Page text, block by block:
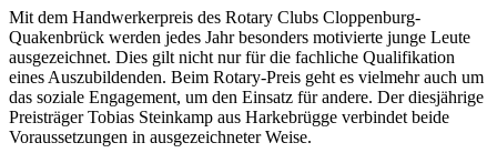
Mit dem Handwerkerpreis des Rotary Clubs Cloppenburg-
Quakenbrück werden jedes Jahr besonders motivierte junge Leute
ausgezeichnet. Dies gilt nicht nur für die fachliche Qualifikation
eines Auszubildenden. Beim Rotary-Preis geht es vielmehr auch um
das soziale Engagement, um den Einsatz für andere. Der diesjährige
Preisträger Tobias Steinkamp aus Harkebrügge verbindet beide
Voraussetzungen in ausgezeichneter Weise.